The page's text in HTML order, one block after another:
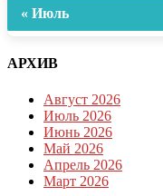
« Июль
АРХИВ
Август 2026
Июль 2026
Июнь 2026
Май 2026
Апрель 2026
Март 2026